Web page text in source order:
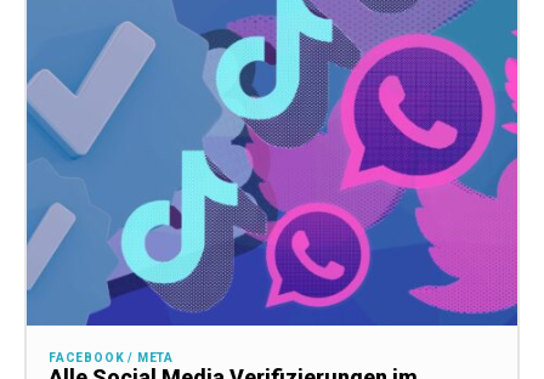
FACEBOOK / META